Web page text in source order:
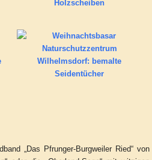
„Das Pfrunger-Burgweiler Ried“ von